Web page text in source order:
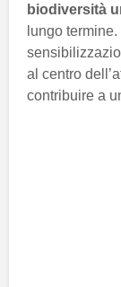
biodiversità
lungo
al centro
contribuire a